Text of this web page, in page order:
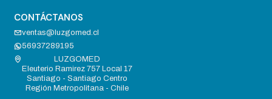
CONTÁCTANOS
ventas@luzgomed.cl
56937289195
LUZGOMED
Eleuterio Ramirez 757 Local 17
Santiago - Santiago Centro
Región Metropolitana - Chile